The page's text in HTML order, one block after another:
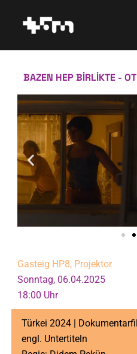
Inhalt
springen
BAZEN HEP BİRLİKTE -
Gasteig HP8, Projektor
Sonntag, 06.04.2025
18:00 Uhr
Türkei 2024 |
engl. Untertiteln